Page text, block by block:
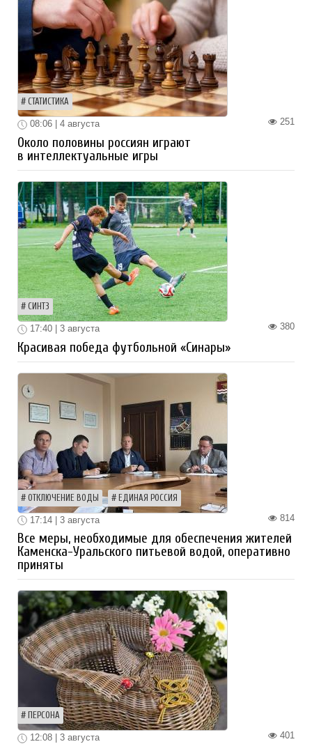
СТАТИСТИКА
251
08:06 | 4 августа
Около половины россиян играют
в интеллектуальные игры
СИНТЗ
380
17:40 | 3 августа
Красивая победа футбольной «Синары»
ОТКЛЮЧЕНИЕ ВОДЫ ЕДИНАЯ РОССИЯ
814
17:14 | 3 августа
Все меры, необходимые для обеспечения жителей
Каменска-Уральского питьевой водой, оперативно
приняты
ПЕРСОНА
401
12:08 | 3 августа